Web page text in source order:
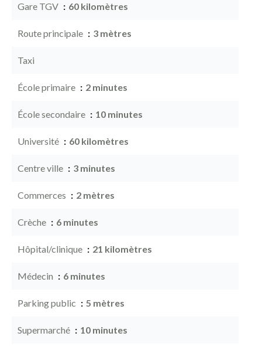
Gare TGV 60 kilomètres
Route principale 3 mètres
Taxi
École primaire 2 minutes
École secondaire 10 minutes
Université 60 kilomètres
Centre ville 3 minutes
Commerces 2 mètres
Crèche 6 minutes
Hôpital/clinique 21 kilomètres
Médecin 6 minutes
Parking public 5 mètres
Supermarché 10 minutes